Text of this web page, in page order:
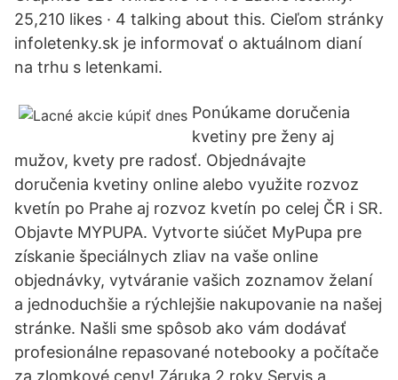
25,210 likes · 4 talking about this. Cieľom stránky
infoletenky.sk je informovať o aktuálnom dianí
na trhu s letenkami.
Ponúkame doručenia
kvetiny pre ženy aj
mužov, kvety pre radosť. Objednávajte
doručenia kvetiny online alebo využite rozvoz
kvetín po Prahe aj rozvoz kvetín po celej ČR i SR.
Objavte MYPUPA. Vytvorte siúčet MyPupa pre
získanie špeciálnych zliav na vaše online
objednávky, vytváranie vašich zoznamov želaní
a jednoduchšie a rýchlejšie nakupovanie na našej
stránke. Našli sme spôsob ako vám dodávať
profesionálne repasované notebooky a počítače
za zlomkové ceny! Záruka 2 roky Servis a